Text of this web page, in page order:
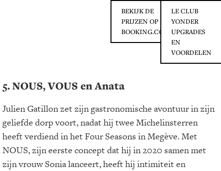
BEKIJK DE
PRIJZEN OP
BOOKING.COM
LE CLUB
YONDER
UPGRADES
EN
VOORDELEN
5. NOUS, VOUS en Anata
Julien Gatillon zet zijn gastronomische avontuur in zijn
geliefde dorp voort, nadat hij twee Michelinsterren
heeft verdiend in het Four Seasons in Megève. Met
NOUS, zijn eerste concept dat hij in 2020 samen met
zijn vrouw Sonia lanceert, heeft hij intimiteit en